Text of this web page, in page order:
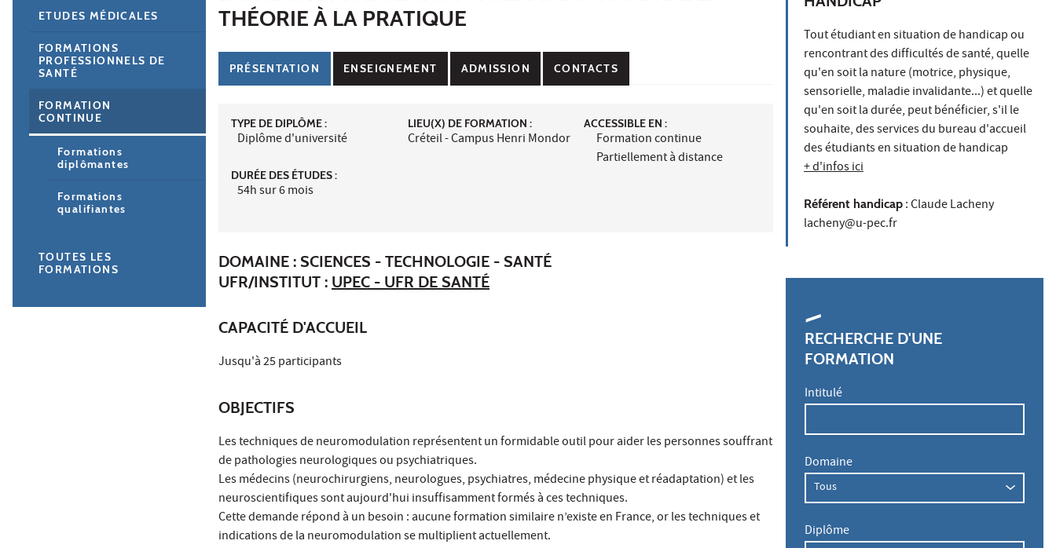
THÉORIE À LA PRATIQUE
PRÉSENTATION ENSEIGNEMENT ADMISSION CONTACTS
TYPE DE DIPLÔME :
Diplôme d'université
DURÉE DES ÉTUDES :
54h sur 6 mois
LIEU(X) DE FORMATION :
Créteil - Campus Henri Mondor
ACCESSIBLE EN :
Formation continue
Partiellement à distance
DOMAINE : SCIENCES - TECHNOLOGIE - SANTÉ
UFR/INSTITUT : UPEC - UFR DE SANTÉ
CAPACITÉ D'ACCUEIL
Jusqu'à 25 participants
OBJECTIFS
Les techniques de neuromodulation représentent un formidable outil pour aider les personnes souffrant
de pathologies neurologiques ou psychiatriques.
Les médecins (neurochirurgiens, neurologues, psychiatres, médecine physique et réadaptation) et les
neuroscientifiques sont aujourd'hui insuffisamment formés à ces techniques.
Cette demande répond à un besoin : aucune formation similaire n’existe en France, or les techniques et
indications de la neuromodulation se multiplient actuellement.
Tout étudiant en situation de handicap ou
rencontrant des difficultés de santé, quelle
qu'en soit la nature (motrice, physique,
sensorielle, maladie invalidante...) et quelle
qu'en soit la durée, peut bénéficier, s'il le
souhaite, des services du bureau d'accueil
des étudiants en situation de handicap
+ d'infos ici
Référent handicap : Claude Lacheny
lacheny@u-pec.fr
RECHERCHE D'UNE
FORMATION
Intitulé
Domaine
Diplôme
ETUDES MÉDICALES
FORMATIONS
PROFESSIONNELS DE
SANTÉ
FORMATION
CONTINUE
Formations
diplômantes
Formations
qualifiantes
TOUTES LES
FORMATIONS